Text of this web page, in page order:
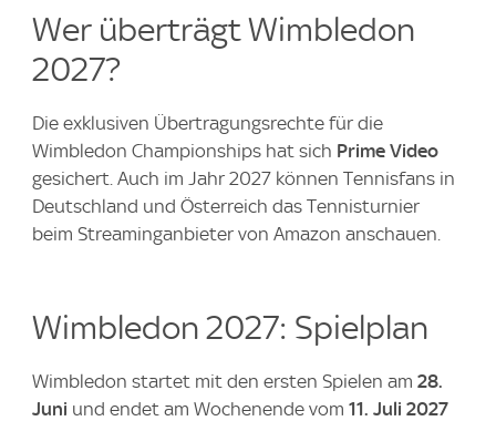
Wer überträgt Wimbledon
2027?
Die exklusiven Übertragungsrechte für die
Wimbledon Championships hat sich Prime Video
gesichert. Auch im Jahr 2027 können Tennisfans in
Deutschland und Österreich das Tennisturnier
beim Streaminganbieter von Amazon anschauen.
Wimbledon 2027: Spielplan
Wimbledon startet mit den ersten Spielen am 28.
Juni und endet am Wochenende vom 11. Juli 2027